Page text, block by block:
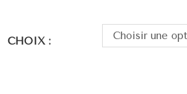
CHOIX : Choisir une